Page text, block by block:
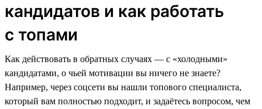
кандидатов и как работать
с топами
Как действовать в обратных случаях — с «холодными»
кандидатами, о чьей мотивации вы ничего не знаете?
Например, через соцсети вы нашли топового специалиста,
который вам полностью подходит, и задаётесь вопросом, чем